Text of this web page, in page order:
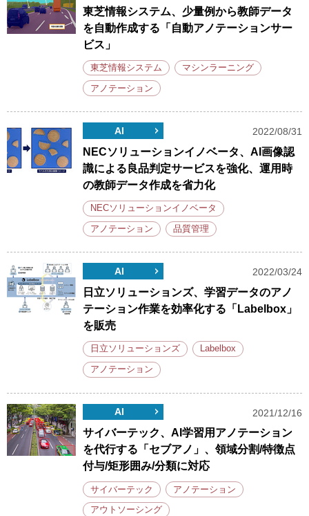
東芝情報システム、少量例から教師データ
を自動作成する「自動アノテーションサー
ビス」
東芝情報システム マシンラーニング
アノテーション
AI 2022/08/31
NECソリューションイノベータ、AI画像認
識による良品判定サービスを強化、運用時
の教師データ作成を省力化
NECソリューションイノベータ
アノテーション 品質管理
AI 2022/03/24
日立ソリューションズ、学習データのアノ
テーション作業を効率化する「Labelbox」
を販売
日立ソリューションズ Labelbox
アノテーション
AI 2021/12/16
サイバーテック、AI学習用アノテーション
を代行する「セブアノ」、領域分割/特徴点
付与/矩形囲み/分類に対応
サイバーテック アノテーション
アウトソーシング